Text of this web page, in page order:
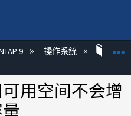
9 操作系统
可用空间不会增